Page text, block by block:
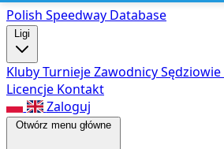
Polish Speedway Database
Ligi
KlubyTurniejeZawodnicySędziowie
Licencje Kontakt
Zaloguj
Otwórz menu główne